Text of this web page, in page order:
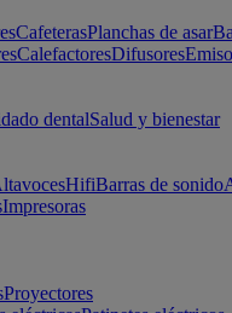
CafeterasPlanchas de asar
CalefactoresDifusores
dentalSalud y bienestar
HifiBarras de sonido
Impresoras
Proyectores